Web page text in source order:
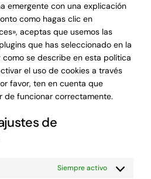
emergente con una explicación
como hagas clic en
aceptas que usemos las
que has seleccionado en la
se describe en esta política
el uso de cookies a través
favor, ten en cuenta que
de funcionar correctamente.
de
Siempre activo